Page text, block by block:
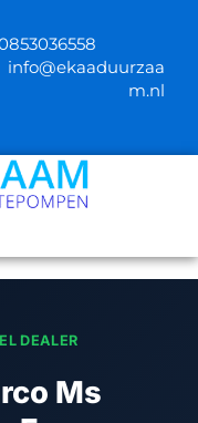
info@ekaaduurzaa
m.nl
DEALER
Ms